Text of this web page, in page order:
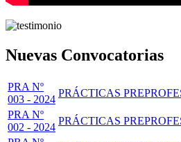
Nuevas Convocatorias
PRA Nº
003 - 2024
PRÁCTICAS
PRA Nº
002 - 2024
PRÁCTICAS